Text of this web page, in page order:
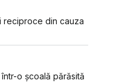
reciproce din cauza
o școală părăsită